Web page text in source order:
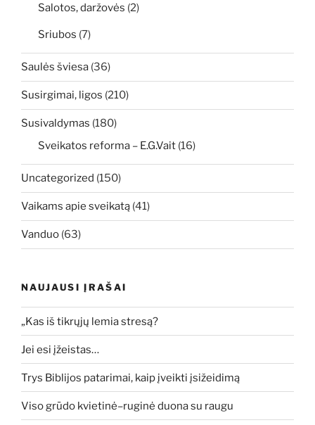
Salotos, daržovės (2)
Sriubos (7)
Saulės šviesa (36)
Susirgimai, ligos (210)
Susivaldymas (180)
Sveikatos reforma – E.G.Vait (16)
Uncategorized (150)
Vaikams apie sveikatą (41)
Vanduo (63)
NAUJAUSI ĮRAŠAI
„Kas iš tikrųjų lemia stresą?
Jei esi įžeistas…
Trys Biblijos patarimai, kaip įveikti įsižeidimą
Viso grūdo kvietinė–ruginė duona su raugu